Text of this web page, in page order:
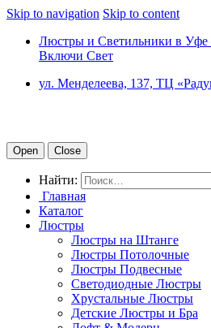
Skip to navigation Skip to content
Люстры и Светильники в Уфе
Включи Свет
ул. Менделеева, 137, ТЦ
Open Close
Найти:
Главная
Каталог
Люстры
Люстры на Штанге
Люстры Потолочные
Люстры Подвесные
Светодиодные Люстры
Хрустальные Люстры
Детские Люстры и Бра